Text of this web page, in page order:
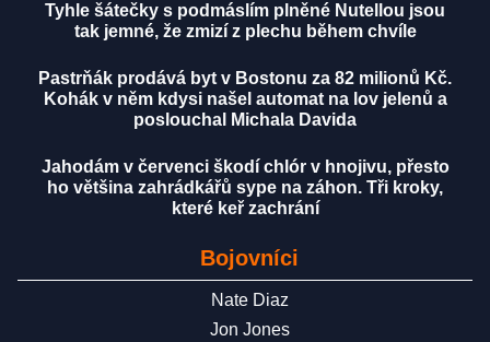
Tyhle šátečky s podmáslím plněné Nutellou jsou
tak jemné, že zmizí z plechu během chvíle
Pastrňák prodává byt v Bostonu za 82 milionů Kč.
Kohák v něm kdysi našel automat na lov jelenů a
poslouchal Michala Davida
Jahodám v červenci škodí chlór v hnojivu, přesto
ho většina zahrádkářů sype na záhon. Tři kroky,
které keř zachrání
Bojovníci
Nate Diaz
Jon Jones